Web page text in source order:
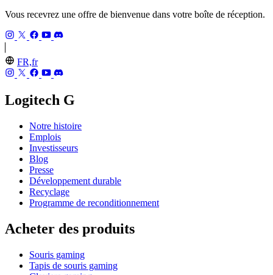
Vous recevrez une offre de bienvenue dans votre boîte de réception.
FR,fr
Logitech G
Notre histoire
Emplois
Investisseurs
Blog
Presse
Développement durable
Recyclage
Programme de reconditionnement
Acheter des produits
Souris gaming
Tapis de souris gaming